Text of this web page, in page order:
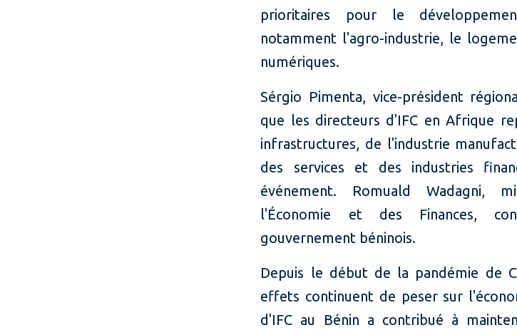
prioritaires pour le
notamment l'agro-industrie, le
numériques.
Sérgio Pimenta, vice-président
que les directeurs d'IFC en Afrique
infrastructures, de l'industrie
des services et des industries
événement. Romuald Wadagni,
l'Économie et des Finances,
gouvernement béninois.
Depuis le début de la pandémie de
effets continuent de peser sur
d'IFC au Bénin a contribué à